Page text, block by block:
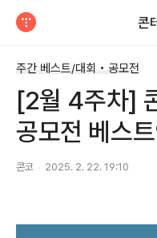
콘
주간 베스트/대회 • 공모전
[2월 4주차]
공모전 베스
콘코 2025. 2. 22. 19:10